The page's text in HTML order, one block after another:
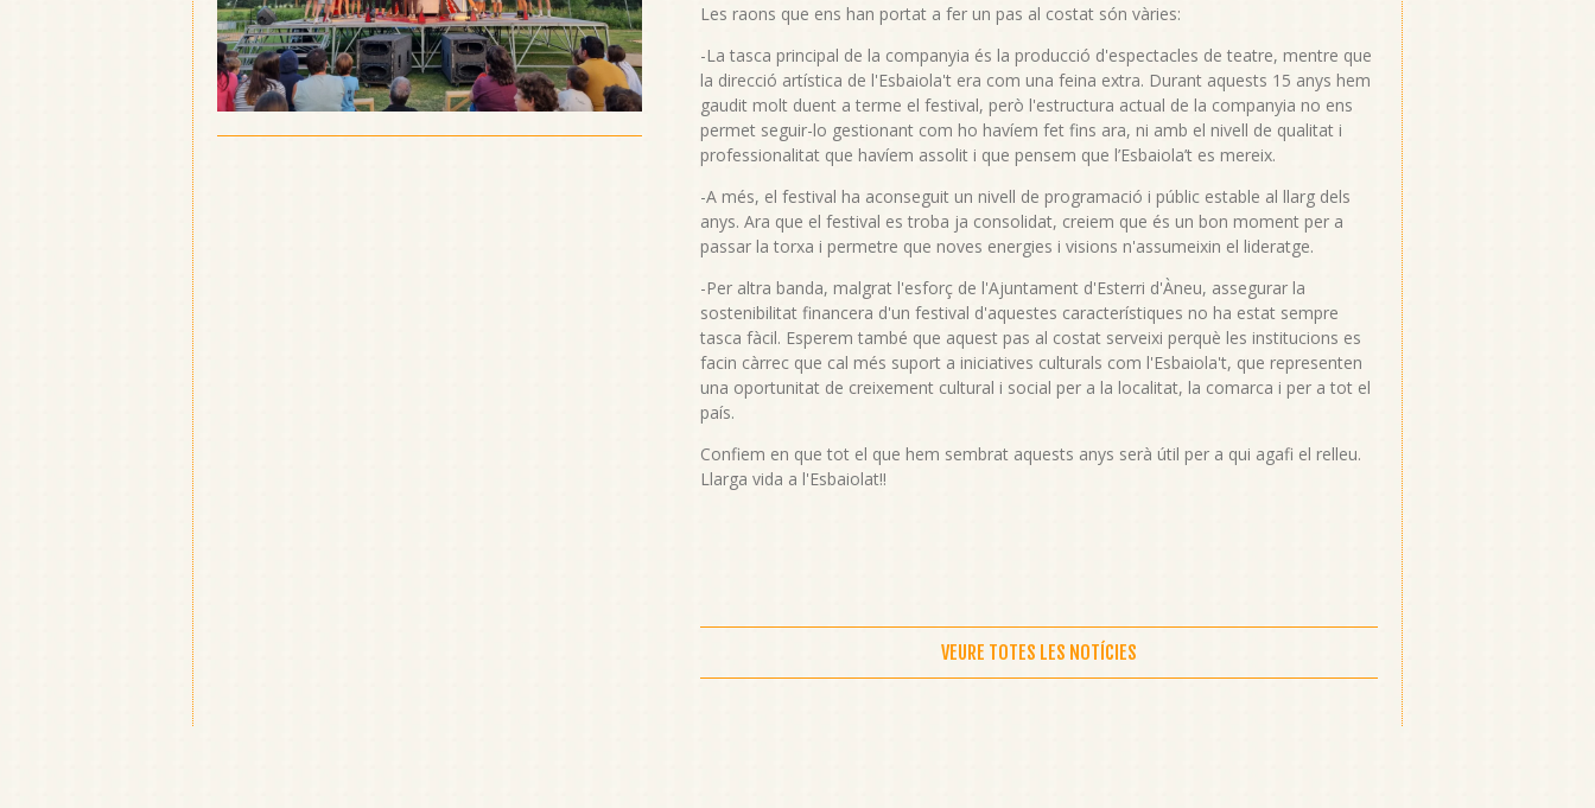
Les raons que ens han portat a fer un pas al costat són vàries:
-La tasca principal de la companyia és la producció d'espectacles de teatre, mentre que
la direcció artística de l'Esbaiola't era com una feina extra. Durant aquests 15 anys hem
gaudit molt duent a terme el festival, però l'estructura actual de la companyia no ens
permet seguir-lo gestionant com ho havíem fet fins ara, ni amb el nivell de qualitat i
professionalitat que havíem assolit i que pensem que l’Esbaiola’t es mereix.
-A més, el festival ha aconseguit un nivell de programació i públic estable al llarg dels
anys. Ara que el festival es troba ja consolidat, creiem que és un bon moment per a
passar la torxa i permetre que noves energies i visions n'assumeixin el lideratge.
-Per altra banda, malgrat l'esforç de l'Ajuntament d'Esterri d'Àneu, assegurar la
sostenibilitat financera d'un festival d'aquestes característiques no ha estat sempre
tasca fàcil. Esperem també que aquest pas al costat serveixi perquè les institucions es
facin càrrec que cal més suport a iniciatives culturals com l'Esbaiola't, que representen
una oportunitat de creixement cultural i social per a la localitat, la comarca i per a tot el
país.
Confiem en que tot el que hem sembrat aquests anys serà útil per a qui agafi el relleu.
Llarga vida a l'Esbaiolat!!
VEURE TOTES LES NOTÍCIES